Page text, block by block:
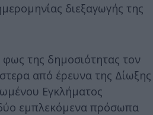
διεξαγωγής της
φως της δημοσιότητας τον
από έρευνα της Δίωξης
Εγκλήματος
εμπλεκόμενα πρόσωπα